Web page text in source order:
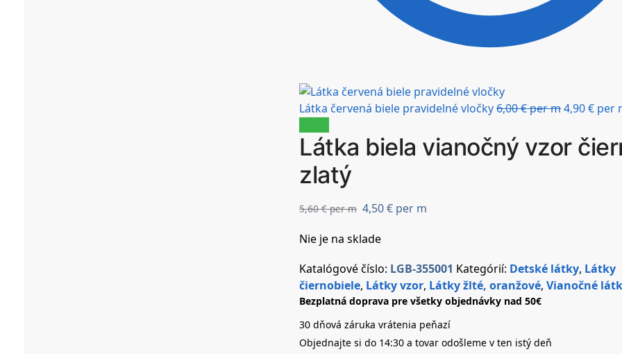
Látka červená biele pravidelné vločky6,00€per m4,90€ per
Látka biela vianočný vzor
zlatý
5,60€per m 4,50€ per m
Nie je na sklade
Katalógové číslo: LGB-355001 Kategórií: Detské látky, Látky
čiernobiele, Látky vzor, Látky žlté, oranžové,Vianočné
Bezplatná doprava pre všetky objednávky nad 50€
30 dňová záruka vrátenia peňazí
Objednajte si do 14:30 a tovar odošleme v ten istý deň